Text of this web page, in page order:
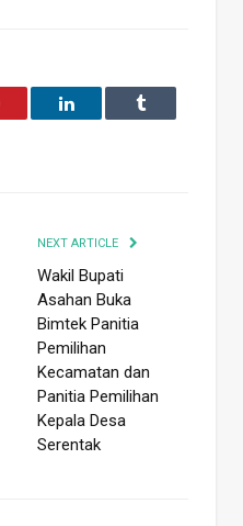
LinkedIn Tumblr
NEXT ARTICLE
Wakil Bupati
Asahan Buka
Bimtek Panitia
Pemilihan
Kecamatan dan
Panitia Pemilihan
Kepala Desa
Serentak